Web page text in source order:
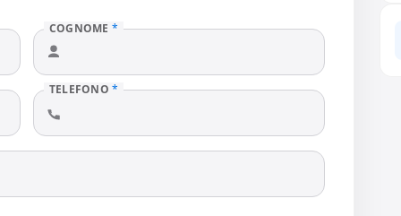
COGNOME *
TELEFONO*